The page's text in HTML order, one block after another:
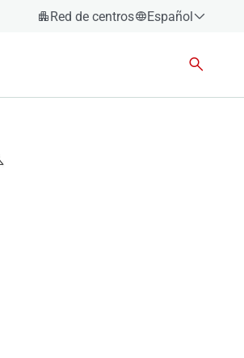
Red de centros
Español